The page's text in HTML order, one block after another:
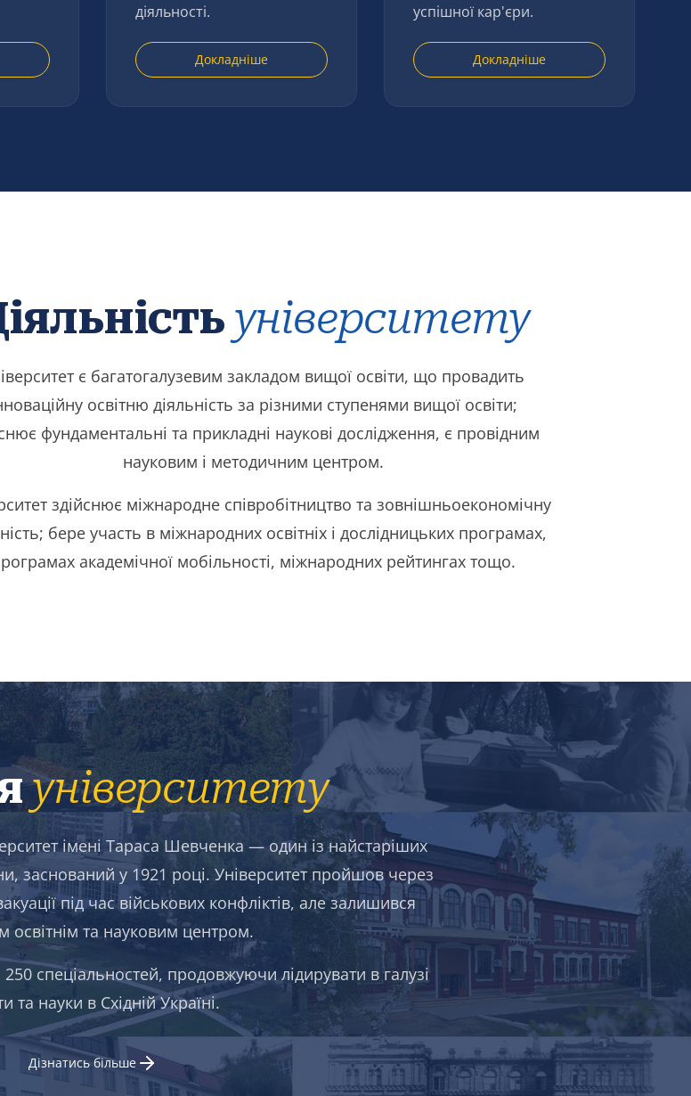
діяльності.
Докладніше
успішної кар'єри.
Докладніше
університету
є багатогалузевим закладом вищої освіти, що провадить
освітню діяльність за різними ступенями вищої освіти;
фундаментальні та прикладні наукові дослідження, є провідним
науковим і методичним центром.
здійснює міжнародне співробітництво та зовнішньоекономічну
бере участь в міжнародних освітніх і дослідницьких програмах,
академічної мобільності, міжнародних рейтингах тощо.
університету
імені Тараса Шевченка — один із найстаріших
заснований у 1921 році. Університет пройшов через
під час військових конфліктів, але залишився
освітнім та науковим центром.
спеціальностей, продовжуючи лідирувати в галузі
та науки в Східній Україні.
Дізнатись більше